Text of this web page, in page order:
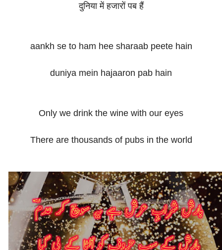
दुनिया में हजारों पब हैं
aankh se to ham hee sharaab peete hain
duniya mein hajaaron pab hain
Only we drink the wine with our eyes
There are thousands of pubs in the world